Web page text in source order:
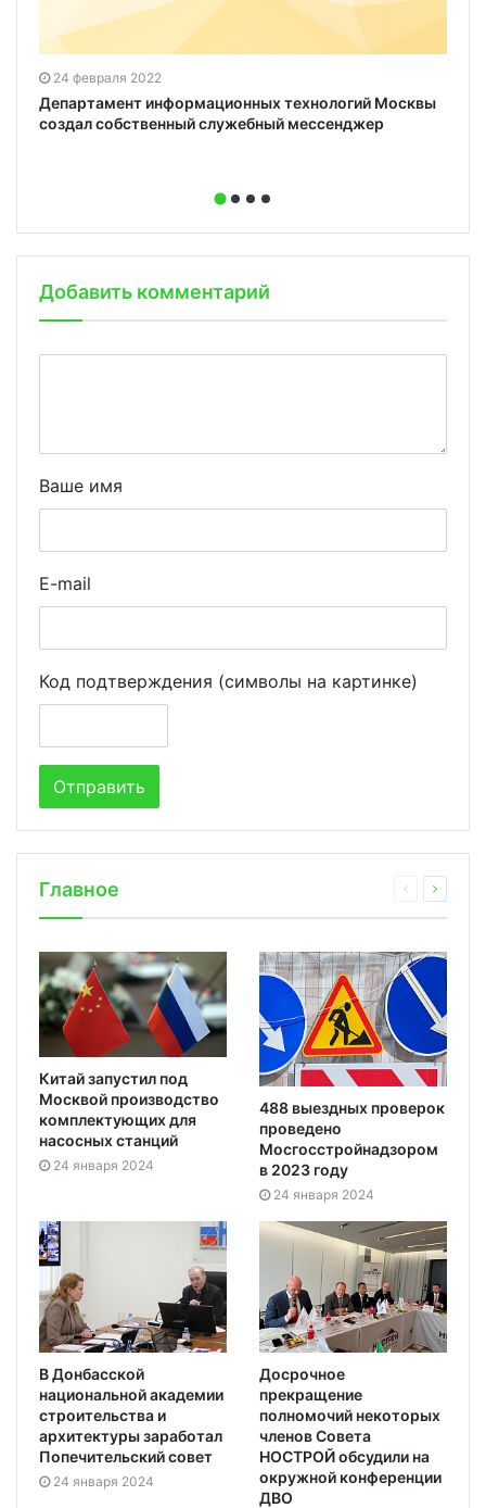
24 февраля 2022
Департамент информационных технологий Москвы
создал собственный служебный мессенджер
Добавить комментарий
Ваше имя
E-mail
Код подтверждения (символы на картинке)
Главное
Китай запустил под
Москвой производство
комплектующих для
насосных станций
24 января 2024
488 выездных проверок
проведено
Мосгосстройнадзором
в 2023 году
24 января 2024
В Донбасской
национальной академии
строительства и
архитектуры заработал
Попечительский совет
24 января 2024
Досрочное
прекращение
полномочий некоторых
членов Совета
НОСТРОЙ обсудили на
окружной конференции
ДВО